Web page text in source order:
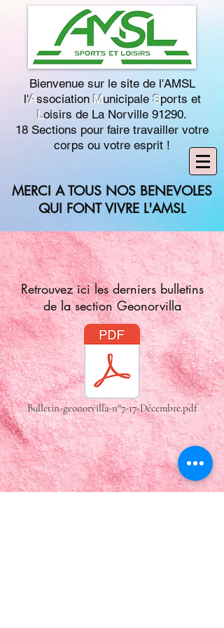
Bienvenue sur le site de l'AMSL
l'Association MunicipaleSports et
Loisirs de La Norville 91290.
18 Sections pour faire travailler votre
corps ou votre esprit !
MERCI A TOUS NOS BENEVOLES
QUI FONT VIVRE L'AMSL
Retrouvez ici les derniers bulletins
de la section Geonorvilla
Bulletin-geonorvilla-n°7-17-Décembre.pdf